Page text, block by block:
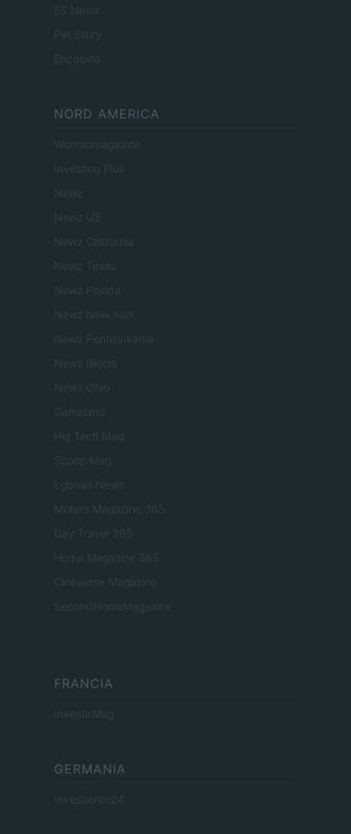
ES Newz
Pet Story
Encocina
NORD AMERICA
Womanmagazine
Investing Plus
Newz
Newz US
Newz California
Newz Texas
Newz Florida
Newz New York
Newz Pennsylvania
Newz Illinois
Newz Ohio
Gameland
Hig Tech Mag
Scoop Mag
Lgbtqia News
Motors Magazine 365
Day Travel 365
Home Magazine 365
Cineverse Magazine
SecondHomeMagazine
FRANCIA
InvestirMag
GERMANIA
Investieren24